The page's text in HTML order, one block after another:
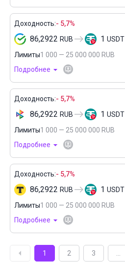
Доходность:- 5,7%
86,2922 RUB 1 USDT
Лимиты1 000 — 25 000 000 RUB
Подробнее
Доходность:- 5,7%
86,2922 RUB 1 USDT
Лимиты1 000 — 25 000 000 RUB
Подробнее
Доходность:- 5,7%
86,2922 RUB 1 USDT
Лимиты1 000 — 25 000 000 RUB
Подробнее
1 2 3